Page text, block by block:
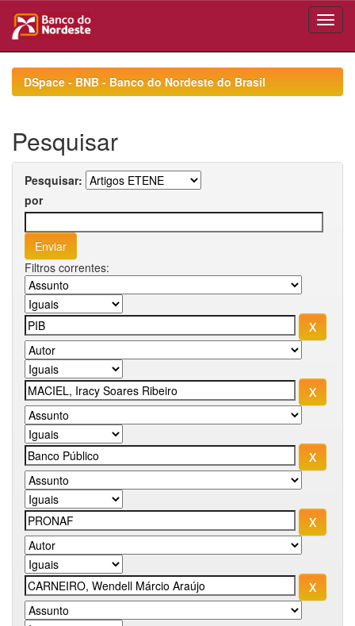
navigationDSpace - BNB - Banco do Nordeste do Brasil
Pesquisar
Pesquisar:
por
Filtros correntes: